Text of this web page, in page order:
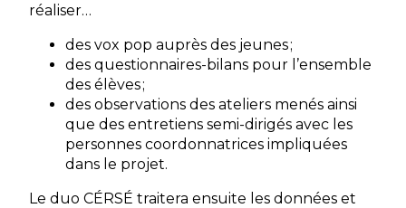
réaliser…
des vox pop auprès des jeunes ;
des questionnaires-bilans pour l’ensemble
des élèves ;
des observations des ateliers menés ainsi
que des entretiens semi-dirigés avec les
personnes coordonnatrices impliquées
dans le projet.
Le duo CÉRSÉ traitera ensuite les données et